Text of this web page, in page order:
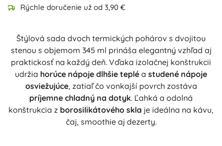
Rýchle doručenie už od 3,90 €
Štýlová sada dvoch termických pohárov s dvojitou
stenou s objemom 345 ml prináša elegantný vzhľad aj
praktickosť na každý deň. Vďaka izolačnej konštrukcii
udržia horúce nápoje dlhšie teplé a studené nápoje
osviežujúce, zatiaľ čo vonkajší povrch zostáva
príjemne chladný na dotyk. Ľahká a odolná
konštrukcia z borosilikátového skla je ideálna na kávu,
čaj, smoothie aj dezerty.